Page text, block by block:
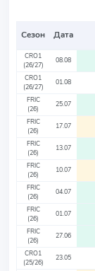
Сезон Дата
CRO1
(26/27)
08.08
CRO1
(26/27)
01.08
FRIC
(26)
25.07
FRIC
(26)
17.07
FRIC
(26)
13.07
FRIC
(26)
10.07
FRIC
(26)
04.07
FRIC
(26)
01.07
FRIC
(26)
27.06
CRO1
(25/26)
23.05